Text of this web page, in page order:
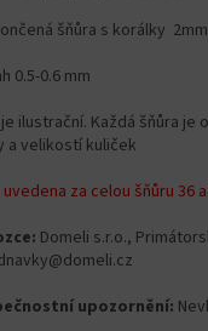
šňůra s korálky 2mm
0.5-0.6 mm
ilustrační. Každá šňůra je
a velikostí kuliček
uvedena za celou šňůru 36
Domeli s.r.o.,
upozornění: